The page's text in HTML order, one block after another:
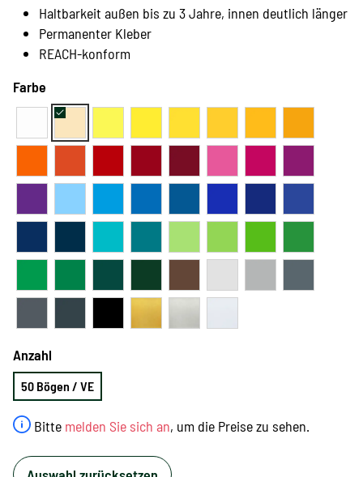
Haltbarkeit außen bis zu 3 Jahre, innen deutlich länger
Permanenter Kleber
REACH-konform
Bitte melden Sie sich an, um die Preise zu sehen.
Farbe
Anzahl
50 Bögen / VE